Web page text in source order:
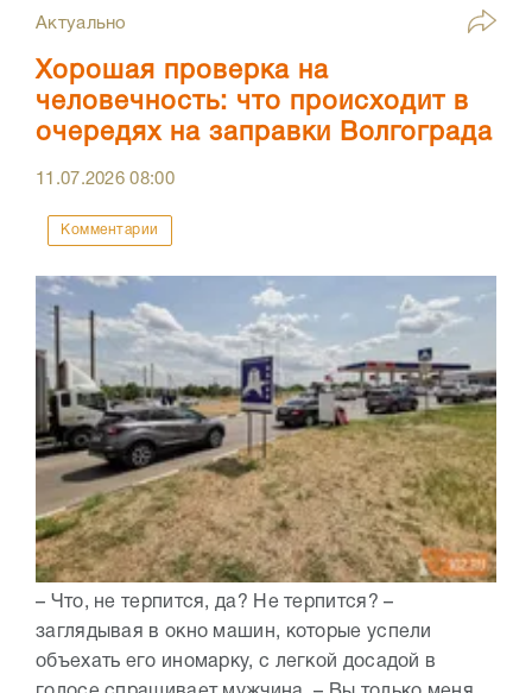
Актуально
Хорошая проверка на
человечность: что происходит в
очередях на заправки Волгограда
11.07.202608:00
Комментарии
– Что, не терпится, да? Не терпится? –
заглядывая в окно машин, которые успели
объехать его иномарку, с легкой досадой в